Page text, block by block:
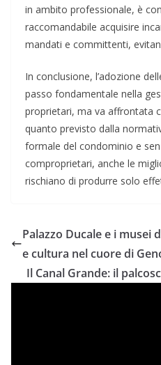
in ambito professionale, è
raccomandabile acquisire
mandati e committenti,
In conclusione, l’adozione
passo fondamentale nella
proprietari, ma va affrontata
quanto previsto dalla
formale del condominio e
comproprietari, anche le
rischiano di produrre solo
Palazzo Ducale e i musei
e cultura nel cuore di
Il Canal Grande: il